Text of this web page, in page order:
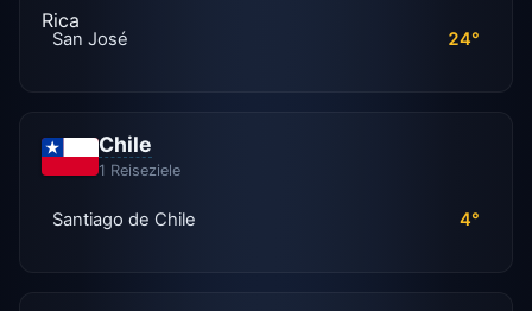
San José 24°
Chile
1 Reiseziele
Santiago de Chile 4°